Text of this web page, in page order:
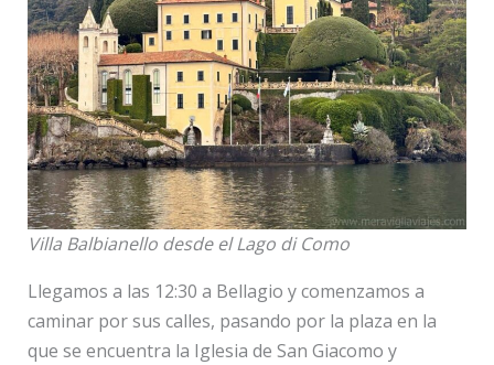
Villa Balbianello desde el Lago di Como
Llegamos a las 12:30 a Bellagio y comenzamos a
caminar por sus calles, pasando por la plaza en la
que se encuentra la Iglesia de San Giacomo y